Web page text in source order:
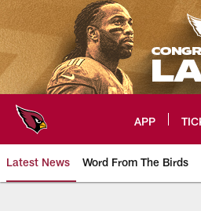
Skip
to
main
content
APP
Latest News Word From The Birds